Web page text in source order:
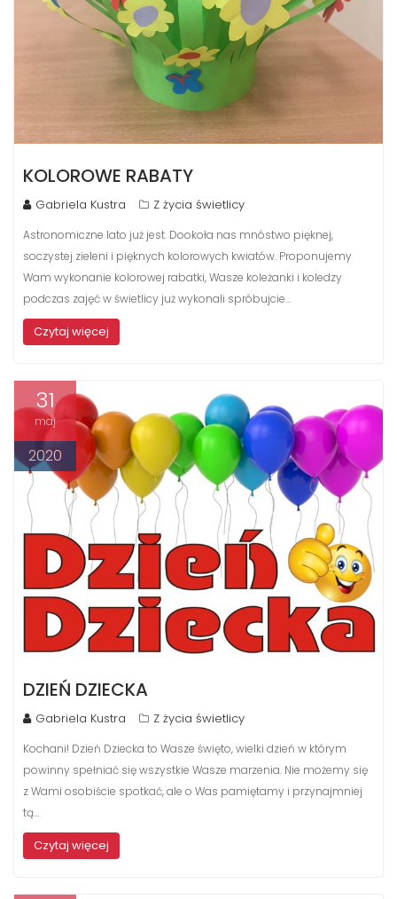
KOLOROWE RABATY
Gabriela Kustra Z życia świetlicy
Astronomiczne lato już jest. Dookoła nas mnóstwo pięknej,
soczystej zieleni i pięknych kolorowych kwiatów. Proponujemy
Wam wykonanie kolorowej rabatki, Wasze koleżanki i koledzy
podczas zajęć w świetlicy już wykonali spróbujcie…
Czytaj więcej
31
maj
2020
DZIEŃ DZIECKA
Gabriela Kustra Z życia świetlicy
Kochani! Dzień Dziecka to Wasze święto, wielki dzień w którym
powinny spełniać się wszystkie Wasze marzenia. Nie możemy się
z Wami osobiście spotkać, ale o Was pamiętamy i przynajmniej
tą…
Czytaj więcej